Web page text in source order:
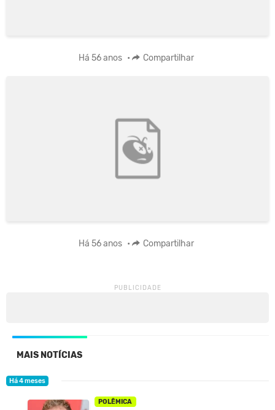
Há 56 anos • Compartilhar
Há 56 anos • Compartilhar
MAIS NOTÍCIAS
Há 4 meses
POLÊMICA